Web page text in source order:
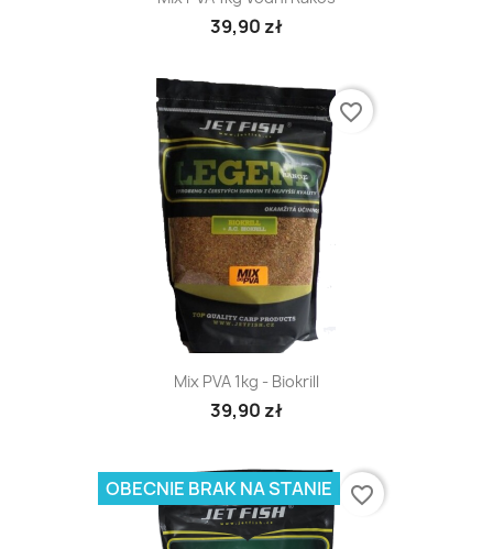
39,90 zł
Mix PVA 1kg - Biokrill
39,90 zł
favorite_border
OBECNIE BRAK NA STANIE favorite_border